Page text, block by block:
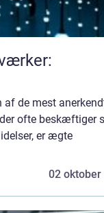
af de mest
ofte beskæftiger
er ægte
02 oktober